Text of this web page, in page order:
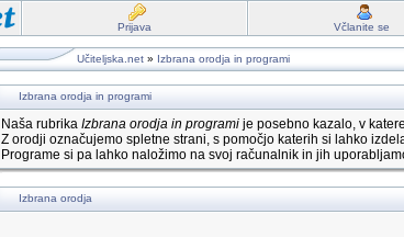
Prijava Včlanite se
Učiteljska.net » Izbrana orodja in programi
Izbrana orodja in programi
Naša rubrika Izbrana orodja in programi je posebno kazalo, v
Z orodji označujemo spletne strani, s pomočjo katerih si lahko
Programe si pa lahko naložimo na svoj računalnik in jih
Izbrana orodja